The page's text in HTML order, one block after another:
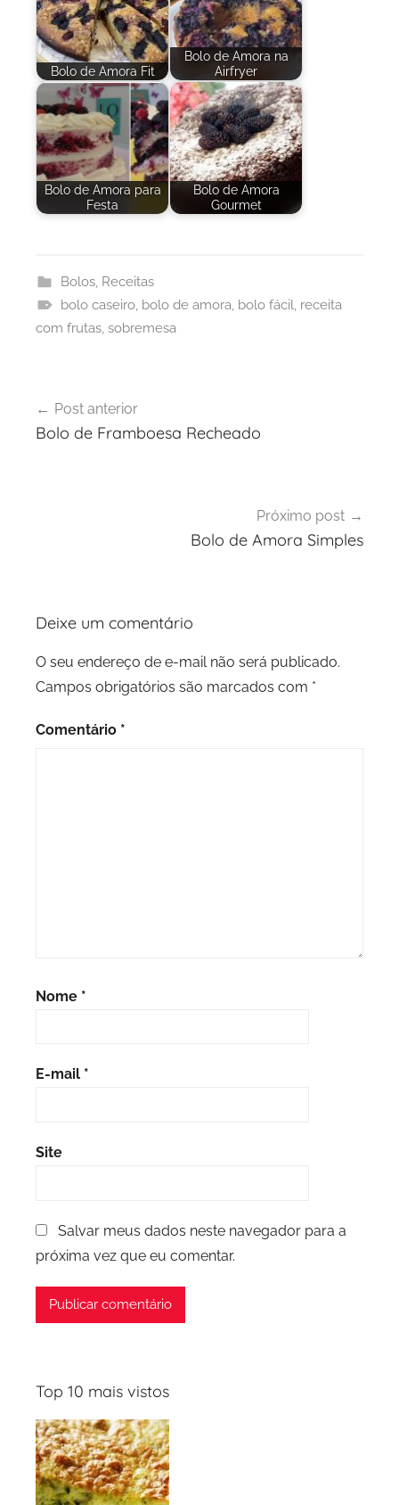
Bolo de Amora Fit
Bolo de Amora na
Airfryer
Bolo de Amora para
Festa
Bolo de Amora
Gourmet
Bolos, Receitas
bolo caseiro, bolo de amora, bolo fácil, receita
com frutas, sobremesa
de
Post anterior
Bolo de Framboesa Recheado
Próximo post
Bolo de Amora Simples
Deixe um comentário
O seu endereço de e-mail não será publicado.
Campos obrigatórios são marcados com *
Comentário *
Nome *
E-mail *
Site
Salvar meus dados neste navegador para a
próxima vez que eu comentar.
Top 10 mais vistos